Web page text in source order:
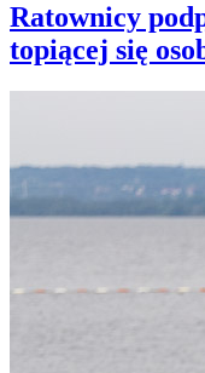
Ratownicy
topiącej się